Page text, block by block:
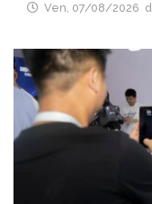
Ven, 07/08/2026